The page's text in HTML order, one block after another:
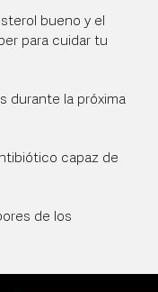
bueno y el
para cuidar tu
durante la próxima
capaz de
de los